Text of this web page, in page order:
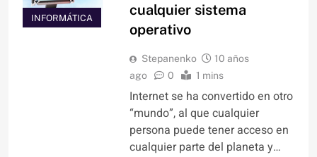
INFORMÁTICA
cualquier sistema
operativo
Stepanenko
10 años
ago
0 1 mins
Internet se ha convertido en otro
“mundo”, al que cualquier
persona puede tener acceso en
cualquier parte del planeta y…